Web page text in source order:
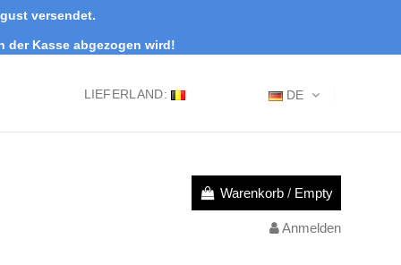
versendet.
der Kasse abgezogen wird!
DE
LIEFERLAND:
Warenkorb / Empty
Anmelden